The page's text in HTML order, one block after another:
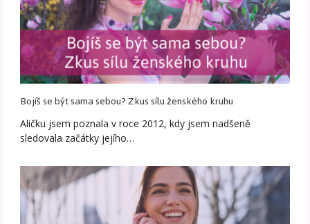
Bojíš se být sama sebou? Zkus sílu ženského kruhu
Aličku jsem poznala v roce 2012, kdy jsem nadšeně
sledovala začátky jejího…